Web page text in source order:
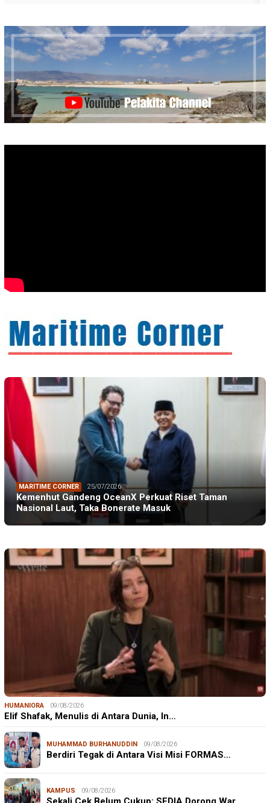
MARITIME CORNER 25/07/2026
Kemenhut Gandeng OceanX Perkuat Riset Taman
Nasional Laut, Taka Bonerate Masuk
HUMANIORA 09/08/2026
Elif Shafak, Menulis di Antara Dunia, In…
MUHAMMAD BURHANUDDIN 09/08/2026
Berdiri Tegak di Antara Visi Misi FORMAS…
KAMPUS 09/08/2026